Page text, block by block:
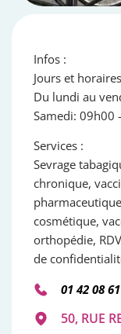
Infos :
Jours et
Du lundi au
Samedi: 09h00
Services :
Sevrage
chronique,
cosmétique,
orthopédie,
de
01 42 08
50, RUE